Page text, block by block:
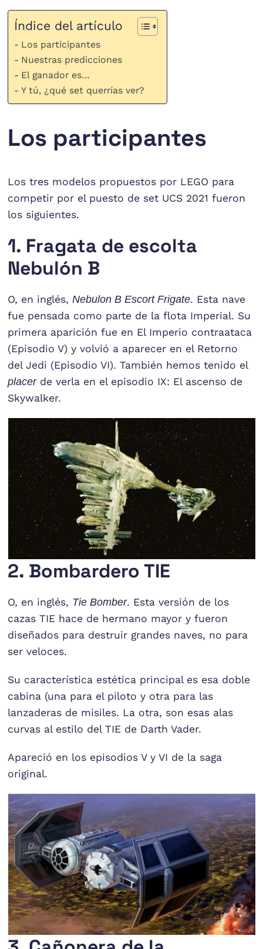
Índice del artículo
Los participantes
Nuestras predicciones
El ganador es…
Y tú, ¿qué set querrías ver?
Los participantes
Los tres modelos propuestos por LEGO para
competir por el puesto de set UCS 2021 fueron
los siguientes.
1. Fragata de escolta
Nebulón B
O, en inglés,Nebulon B Escort Frigate. Esta nave
fue pensada como parte de la flota Imperial. Su
primera aparición fue en El Imperio contraataca
(Episodio V) y volvió a aparecer en el Retorno
del Jedi (Episodio VI). También hemos tenido el
placerde verla en el episodio IX: El ascenso de
Skywalker.
2. Bombardero TIE
O, en inglés, Tie Bomber. Esta versión de los
cazas TIE hace de hermano mayor y fueron
diseñados para destruir grandes naves, no para
ser veloces.
Su característica estética principal es esa doble
cabina (una para el piloto y otra para las
lanzaderas de misiles. La otra, son esas alas
curvas al estilo del TIE de Darth Vader.
Apareció en los episodios V y VI de la saga
original.